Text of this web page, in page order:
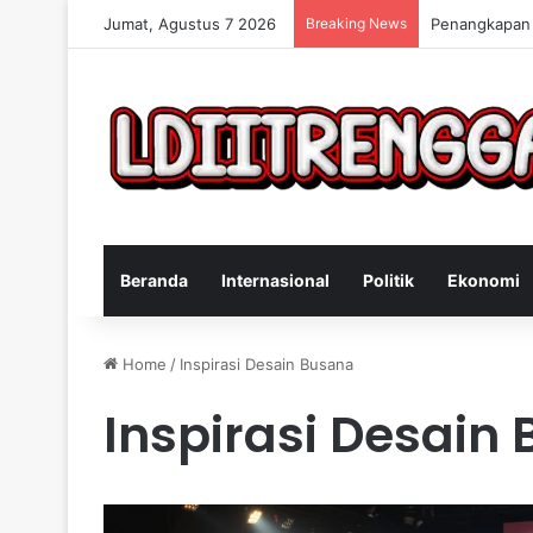
Jumat, Agustus 7 2026 Breaking News
Beranda Internasional Politik Ekonomi
Home / Inspirasi Desain Busana
Inspirasi Desain